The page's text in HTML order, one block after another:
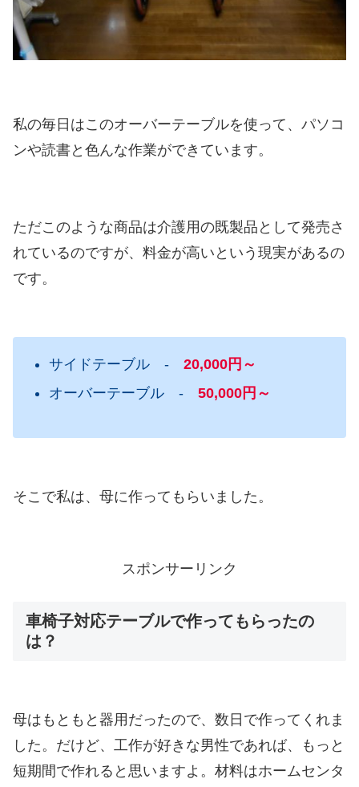
私の毎日はこのオーバーテーブルを使って、パソコ
ンや読書と色んな作業ができています。
ただこのような商品は介護用の既製品として発売さ
れているのですが、料金が高いという現実があるの
です。
サイドテーブル - 20,000円～
オーバーテーブル - 50,000円～
そこで私は、母に作ってもらいました。
スポンサーリンク
車椅子対応テーブルで作ってもらったの
は？
母はもともと器用だったので、数日で作ってくれま
した。だけど、工作が好きな男性であれば、もっと
短期間で作れると思いますよ。材料はホームセンタ